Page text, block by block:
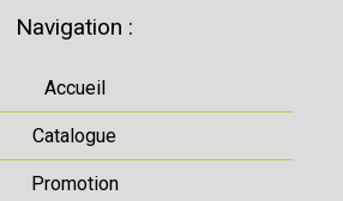
Navigation :
Accueil
Catalogue
Promotion